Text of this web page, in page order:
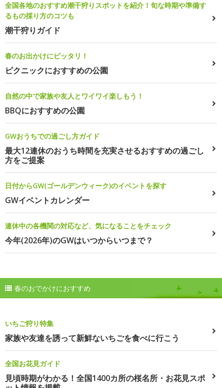
全国各地のおすすめ潮干狩りスポットを紹介！旬な時期や準備す
るもの採り方のコツも
潮干狩りガイド
春のお出かけにピッタリ！
ピクニックにおすすめの公園
自然の中で家族や友人とワイワイ楽しもう！
BBQにおすすめの公園
GWおうちでの過ごし方ガイド
最大12連休のおうち時間を充実させるおすすめの過ごし
方をご提案
日付からGW(ゴールデンウィーク)のイベントを探す
GWイベントカレンダー
連休中の各機関の対応など、気になることをチェック
今年(2026年)のGWはいつからいつまで？
春のおでかけにおすすめ
いちご狩り特集
家族や友達を誘って新鮮ないちごを食べに行こう
全国お花見ガイド
見頃時期がわかる！全国1400カ所の桜名所・お花見スポ